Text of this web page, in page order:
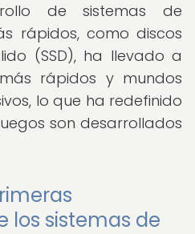
de sistemas de
rápidos, como discos
(SSD), ha llevado a
rápidos y mundos
lo que ha redefinido
son desarrollados
los sistemas de